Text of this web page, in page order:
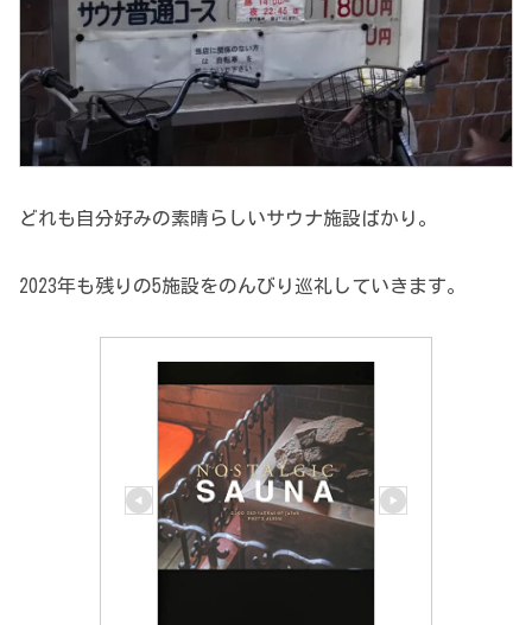
どれも自分好みの素晴らしいサウナ施設ばかり。
2023年も残りの5施設をのんびり巡礼していきます。